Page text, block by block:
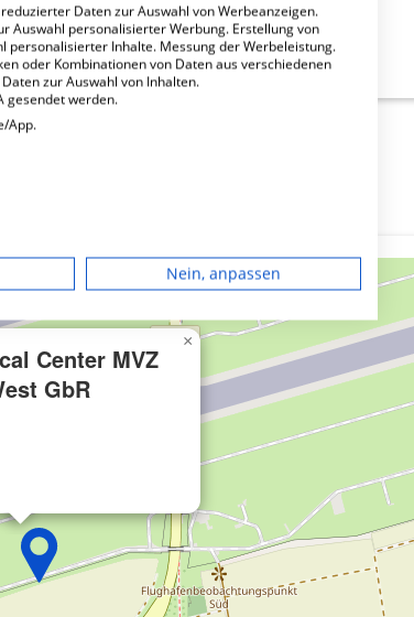
MVZ Terminal 1 West GbR?
Center MVZ
GbR
×
Daten zur Auswahl von Werbeanzeigen.
Auswahl personalisierter Werbung. Erstellung von
personalisierter Inhalte. Messung der Werbeleistung.
oder Kombinationen von Daten aus verschiedenen
zur Auswahl von Inhalten.
gesendet werden.
App.
von Daten aus
Nein, anpassen